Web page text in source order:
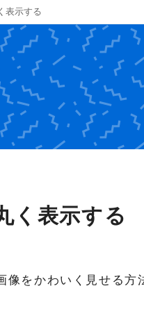
表示する
く表示する
像をかわいく見せる方